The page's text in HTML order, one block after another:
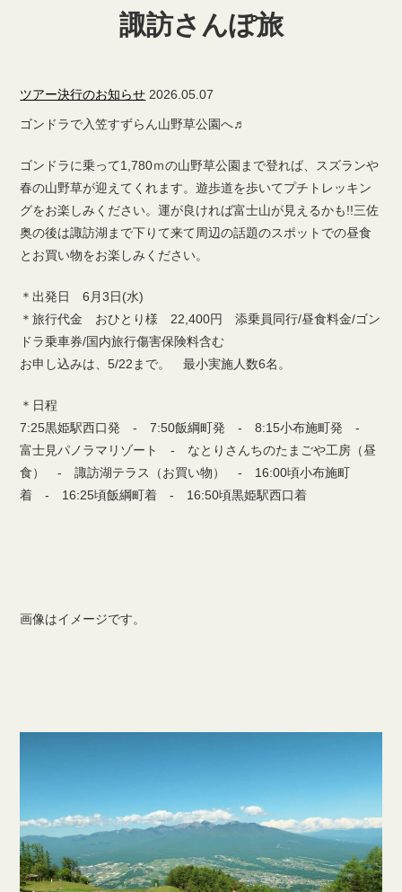
諏訪さんぽ旅
ツアー決行のお知らせ 2026.05.07
ゴンドラで入笠すずらん山野草公園へ♬
ゴンドラに乗って1,780ｍの山野草公園まで登れば、スズランや
春の山野草が迎えてくれます。遊歩道を歩いてプチトレッキン
グをお楽しみください。運が良ければ富士山が見えるかも!!三佐
奥の後は諏訪湖まで下りて来て周辺の話題のスポットでの昼食
とお買い物をお楽しみください。
＊出発日 6月3日(水)
＊旅行代金 おひとり様 22,400円 添乗員同行/昼食料金/ゴン
ドラ乗車券/国内旅行傷害保険料含む
お申し込みは、5/22まで。 最小実施人数6名。
＊日程
7:25黒姫駅西口発 - 7:50飯綱町発 - 8:15小布施町発 ‐
富士見パノラマリゾート - なとりさんちのたまごや工房（昼
食） ‐ 諏訪湖テラス（お買い物） ‐ 16:00頃小布施町
着 ‐ 16:25頃飯綱町着 ‐ 16:50頃黒姫駅西口着
画像はイメージです。